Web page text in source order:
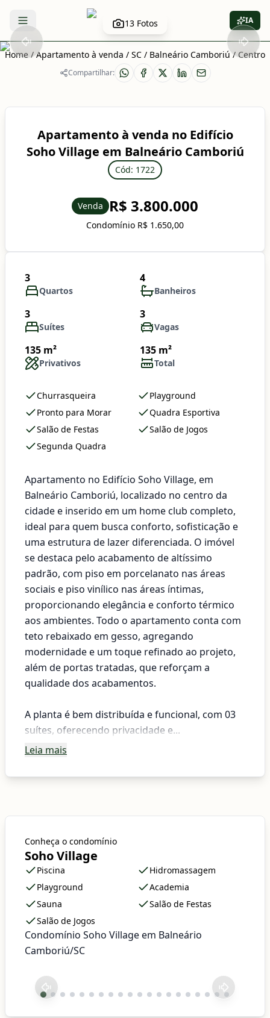
Abrir menu IA
13 Fotos
Home / Apartamento à venda / SC / Balneário Camboriú / Centro
Compartilhar:
Apartamento à venda no Edifício
Soho Village em Balneário Camboriú
Cód: 1722
Venda R$ 3.800.000
Condomínio R$ 1.650,00
3
Quartos
4
Banheiros
3
Suítes
3
Vagas
135 m²
Privativos
135 m²
Total
Churrasqueira
Playground
Pronto para Morar
Quadra Esportiva
Salão de Festas
Salão de Jogos
Segunda Quadra
Apartamento no Edifício Soho Village, em
Balneário Camboriú, localizado no centro da
cidade e inserido em um home club completo,
ideal para quem busca conforto, sofisticação e
uma estrutura de lazer diferenciada. O imóvel
se destaca pelo acabamento de altíssimo
padrão, com piso em porcelanato nas áreas
sociais e piso vinílico nas áreas íntimas,
proporcionando elegância e conforto térmico
aos ambientes. Todo o apartamento conta com
teto rebaixado em gesso, agregando
modernidade e um toque refinado ao projeto,
além de portas tratadas, que reforçam a
qualidade dos acabamentos.
A planta é bem distribuída e funcional, com 03
suítes, oferecendo privacidade e...
Leia mais
Conheça o condomínio
Soho Village
Piscina
Hidromassagem
Playground
Academia
Sauna
Salão de Festas
Salão de Jogos
Condomínio Soho Village em Balneário
Camboriú/SC